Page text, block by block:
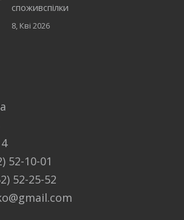
споживспілки
8, Кві 2026
52-10-01
52-25-52